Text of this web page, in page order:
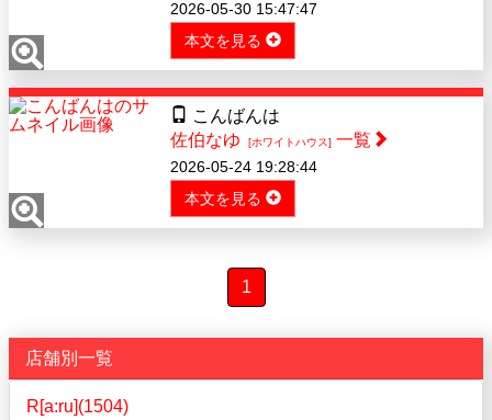
2026-05-30 15:47:47
本文を見る
こんばんは
佐伯なゆ
[ホワイトハウス] 一覧
2026-05-24 19:28:44
本文を見る
1
店舗別一覧
R[a:ru](1504)